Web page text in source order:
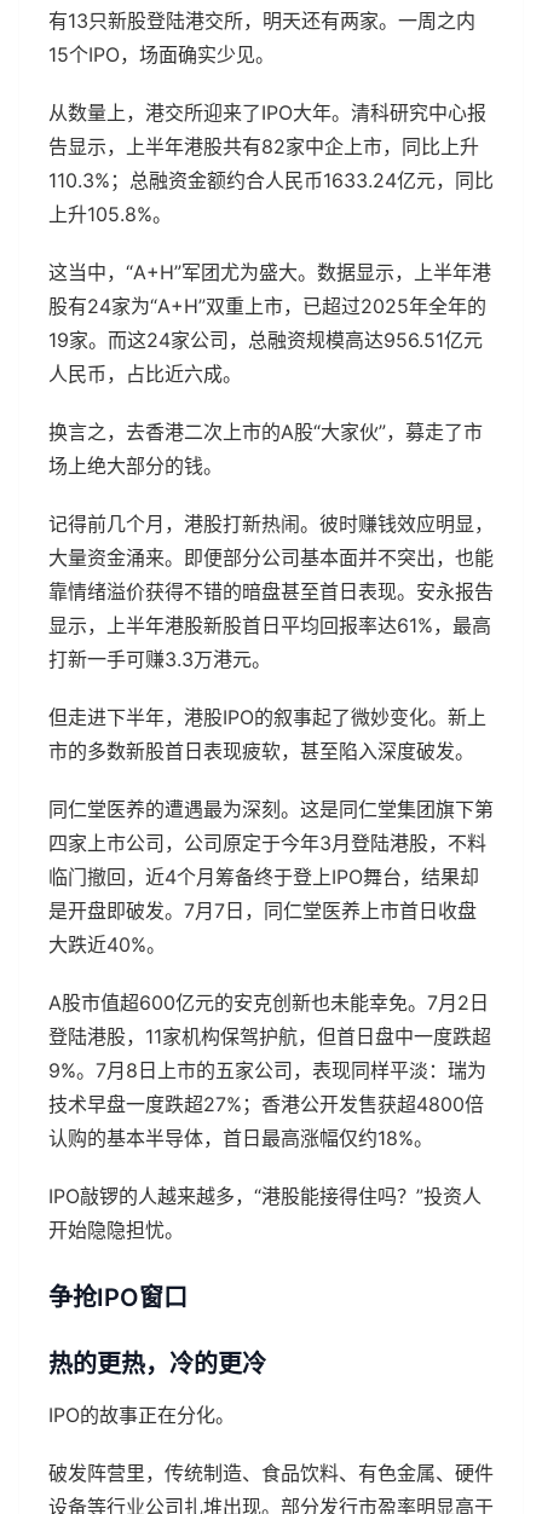
有13只新股登陆港交所，明天还有两家。一周之内
15个IPO，场面确实少见。
从数量上，港交所迎来了IPO大年。清科研究中心报
告显示，上半年港股共有82家中企上市，同比上升
110.3%；总融资金额约合人民币1633.24亿元，同比
上升105.8%。
这当中，“A+H”军团尤为盛大。数据显示，上半年港
股有24家为“A+H”双重上市，已超过2025年全年的
19家。而这24家公司，总融资规模高达956.51亿元
人民币，占比近六成。
换言之，去香港二次上市的A股“大家伙”，募走了市
场上绝大部分的钱。
记得前几个月，港股打新热闹。彼时赚钱效应明显，
大量资金涌来。即便部分公司基本面并不突出，也能
靠情绪溢价获得不错的暗盘甚至首日表现。安永报告
显示，上半年港股新股首日平均回报率达61%，最高
打新一手可赚3.3万港元。
但走进下半年，港股IPO的叙事起了微妙变化。新上
市的多数新股首日表现疲软，甚至陷入深度破发。
同仁堂医养的遭遇最为深刻。这是同仁堂集团旗下第
四家上市公司，公司原定于今年3月登陆港股，不料
临门撤回，近4个月筹备终于登上IPO舞台，结果却
是开盘即破发。7月7日，同仁堂医养上市首日收盘
大跌近40%。
A股市值超600亿元的安克创新也未能幸免。7月2日
登陆港股，11家机构保驾护航，但首日盘中一度跌超
9%。7月8日上市的五家公司，表现同样平淡：瑞为
技术早盘一度跌超27%；香港公开发售获超4800倍
认购的基本半导体，首日最高涨幅仅约18%。
IPO敲锣的人越来越多，“港股能接得住吗？”投资人
开始隐隐担忧。
争抢IPO窗口
热的更热，冷的更冷
IPO的故事正在分化。
破发阵营里，传统制造、食品饮料、有色金属、硬件
设备等行业公司扎堆出现。部分发行市盈率明显高于